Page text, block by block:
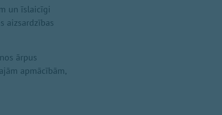
un īslaicīgi
aizsardzības
ārpus
apmācībām,